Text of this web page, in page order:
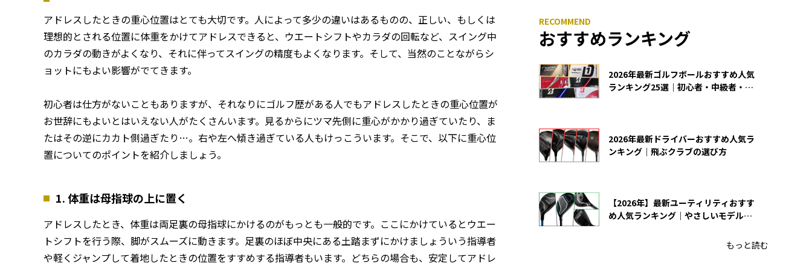
アドレスしたときの重心位置はとても大切です。人によって多少の違いはあるものの、正しい、もしくは
理想的とされる位置に体重をかけてアドレスできると、ウエートシフトやカラダの回転など、スイング中
のカラダの動きがよくなり、それに伴ってスイングの精度もよくなります。そして、当然のことながらシ
ョットにもよい影響がでてきます。
初心者は仕方がないこともありますが、それなりにゴルフ歴がある人でもアドレスしたときの重心位置が
お世辞にもよいとはいえない人がたくさんいます。見るからにツマ先側に重心がかかり過ぎていたり、ま
たはその逆にカカト側過ぎたり…。右や左へ傾き過ぎている人もけっこういます。そこで、以下に重心位
置についてのポイントを紹介しましょう。
1. 体重は母指球の上に置く
アドレスしたとき、体重は両足裏の母指球にかけるのがもっとも一般的です。ここにかけているとウエー
トシフトを行う際、脚がスムーズに動きます。足裏のほぼ中央にある土踏まずにかけましょういう指導者
や軽くジャンプして着地したときの位置をすすめする指導者もいます。どちらの場合も、安定してアドレ
おすすめランキング
2026年最新ゴルフボールおすすめ人気
ランキング25選｜初心者・中級者・上
2026年最新ドライバーおすすめ人気ラ
ンキング｜飛ぶクラブの選び方
【2026年】最新ユーティリティおすす
め人気ランキング｜やさしいモデルの
もっと読む